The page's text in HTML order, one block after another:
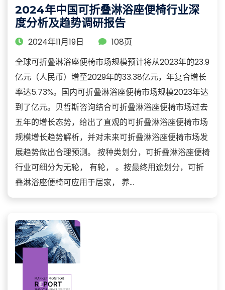
2024年中国可折叠淋浴座便椅行业深
度分析及趋势调研报告
2024年11月19日
108页
全球可折叠淋浴座便椅市场规模预计将从2023年的23.9
亿元（人民币）增至2029年的33.38亿元，年复合增长
率达5.73%。国内可折叠淋浴座便椅市场规模2023年达
到了亿元。贝哲斯咨询结合可折叠淋浴座便椅市场过去
五年的增长态势，给出了直观的可折叠淋浴座便椅市场
规模增长趋势解析，并对未来可折叠淋浴座便椅市场发
展趋势做出合理预测。 按种类划分，可折叠淋浴座便椅
行业可细分为无轮， 有轮， 。按最终用途划分，可折
叠淋浴座便椅可应用于居家， 养...